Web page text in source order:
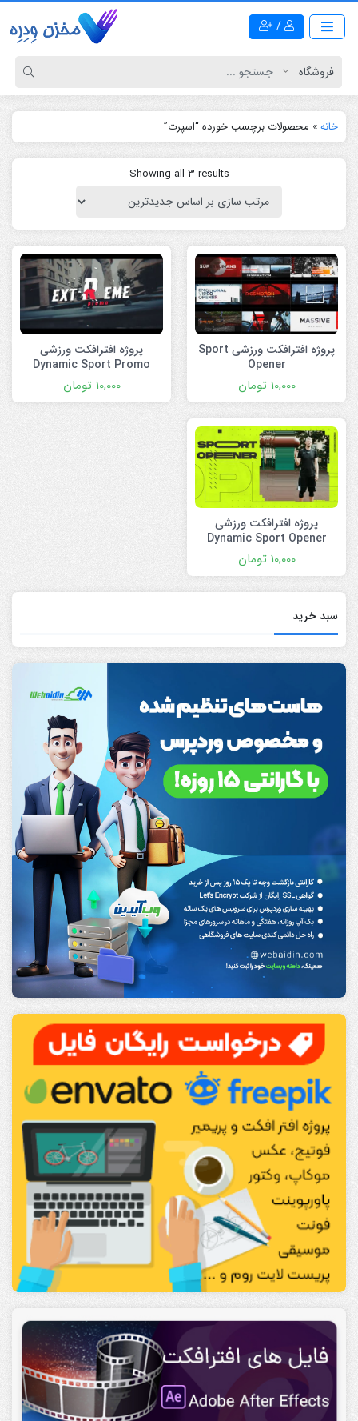
/
خانه» محصولات برچسب خورده “اسپرت”
Showing all 3 results
پروژه افترافکت ورزشی Sport
Opener
10,000 تومان
پروژه افترافکت ورزشی
Dynamic Sport Promo
10,000 تومان
پروژه افترافکت ورزشی
Dynamic Sport Opener
10,000 تومان
سبد خرید